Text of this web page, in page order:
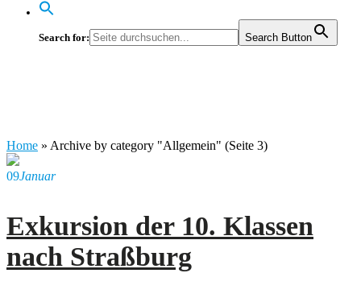
Search for: Search Button
Home » Archive by category "Allgemein" (Seite 3)
09Januar
Exkursion der 10. Klassen
nach Straßburg